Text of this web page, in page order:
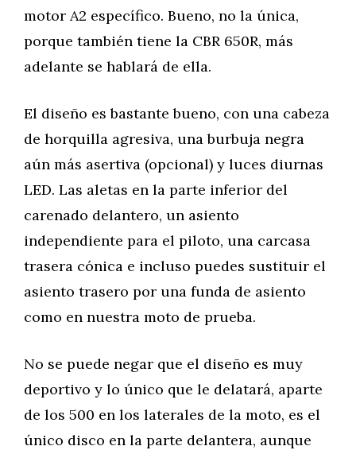
motor A2 específico. Bueno, no la única,
porque también tiene la CBR 650R, más
adelante se hablará de ella.
El diseño es bastante bueno, con una cabeza
de horquilla agresiva, una burbuja negra
aún más asertiva (opcional) y luces diurnas
LED. Las aletas en la parte inferior del
carenado delantero, un asiento
independiente para el piloto, una carcasa
trasera cónica e incluso puedes sustituir el
asiento trasero por una funda de asiento
como en nuestra moto de prueba.
No se puede negar que el diseño es muy
deportivo y lo único que le delatará, aparte
de los 500 en los laterales de la moto, es el
único disco en la parte delantera, aunque